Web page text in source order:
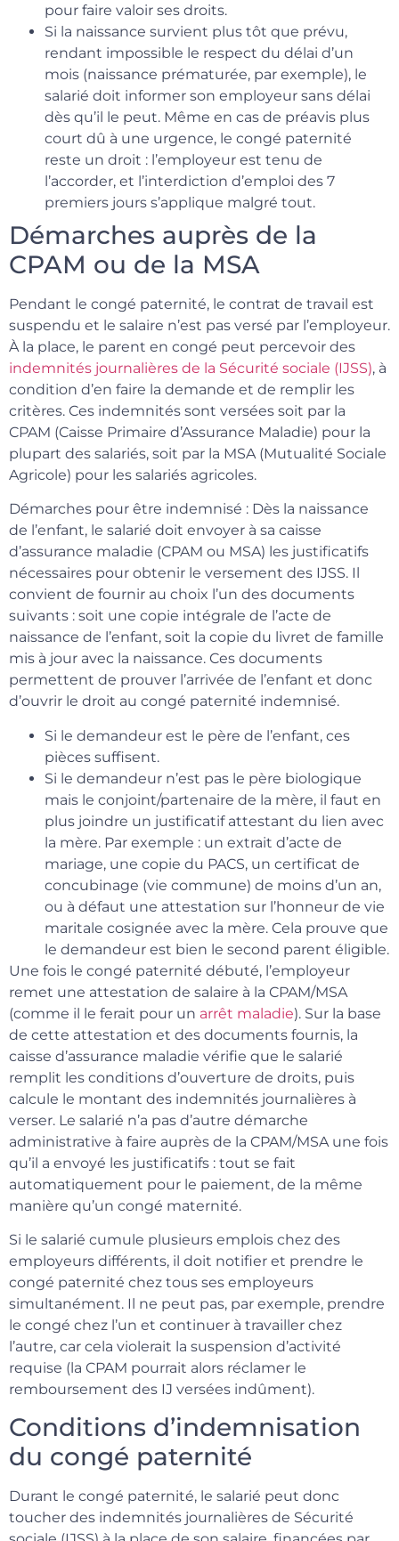
pour faire valoir ses droits.
Si la naissance survient plus tôt que prévu,
rendant impossible le respect du délai d’un
mois (naissance prématurée, par exemple), le
salarié doit informer son employeur sans délai
dès qu’il le peut. Même en cas de préavis plus
court dû à une urgence, le congé paternité
reste un droit : l’employeur est tenu de
l’accorder, et l’interdiction d’emploi des 7
premiers jours s’applique malgré tout.
Démarches auprès de la
CPAM ou de la MSA
Pendant le congé paternité, le contrat de travail est
suspendu et le salaire n’est pas versé par l’employeur.
À la place, le parent en congé peut percevoir des
indemnités journalières de la Sécurité sociale (IJSS), à
condition d’en faire la demande et de remplir les
critères. Ces indemnités sont versées soit par la
CPAM (Caisse Primaire d’Assurance Maladie) pour la
plupart des salariés, soit par la MSA (Mutualité Sociale
Agricole) pour les salariés agricoles.
Démarches pour être indemnisé : Dès la naissance
de l’enfant, le salarié doit envoyer à sa caisse
d’assurance maladie (CPAM ou MSA) les justificatifs
nécessaires pour obtenir le versement des IJSS. Il
convient de fournir au choix l’un des documents
suivants : soit une copie intégrale de l’acte de
naissance de l’enfant, soit la copie du livret de famille
mis à jour avec la naissance. Ces documents
permettent de prouver l’arrivée de l’enfant et donc
d’ouvrir le droit au congé paternité indemnisé.
Si le demandeur est le père de l’enfant, ces
pièces suffisent.
Si le demandeur n’est pas le père biologique
mais le conjoint/partenaire de la mère, il faut en
plus joindre un justificatif attestant du lien avec
la mère. Par exemple : un extrait d’acte de
mariage, une copie du PACS, un certificat de
concubinage (vie commune) de moins d’un an,
ou à défaut une attestation sur l’honneur de vie
maritale cosignée avec la mère. Cela prouve que
le demandeur est bien le second parent éligible.
Une fois le congé paternité débuté, l’employeur
remet une attestation de salaire à la CPAM/MSA
(comme il le ferait pour un arrêt maladie). Sur la base
de cette attestation et des documents fournis, la
caisse d’assurance maladie vérifie que le salarié
remplit les conditions d’ouverture de droits, puis
calcule le montant des indemnités journalières à
verser. Le salarié n’a pas d’autre démarche
administrative à faire auprès de la CPAM/MSA une fois
qu’il a envoyé les justificatifs : tout se fait
automatiquement pour le paiement, de la même
manière qu’un congé maternité.
Si le salarié cumule plusieurs emplois chez des
employeurs différents, il doit notifier et prendre le
congé paternité chez tous ses employeurs
simultanément. Il ne peut pas, par exemple, prendre
le congé chez l’un et continuer à travailler chez
l’autre, car cela violerait la suspension d’activité
requise (la CPAM pourrait alors réclamer le
remboursement des IJ versées indûment).
Conditions d’indemnisation
du congé paternité
Durant le congé paternité, le salarié peut donc
toucher des indemnités journalières de Sécurité